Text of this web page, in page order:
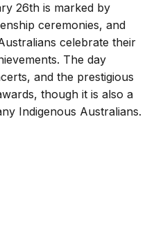
26th is marked by
ceremonies, and
celebrate their
The day
and the prestigious
though it is also a
Indigenous Australians.